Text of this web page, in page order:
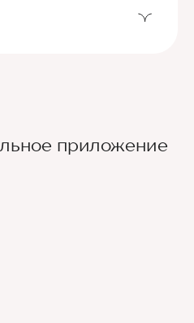
приложение